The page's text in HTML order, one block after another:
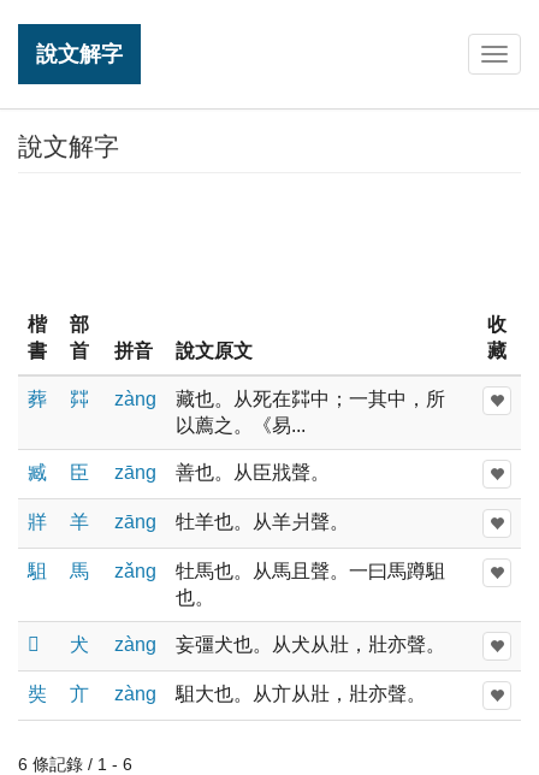
說文解字
說文解字
楷
書
部
首
拼音 說文原文
收
藏
葬 茻 zànɡ
藏也。从死在茻中；一其中，所
以薦之。《易...
臧 臣 zānɡ 善也。从臣戕聲。
牂 羊 zānɡ 牡羊也。从羊爿聲。
駔 馬 zǎnɡ
牡馬也。从馬且聲。一曰馬蹲駔
也。
𤞛 犬 zànɡ 妄彊犬也。从犬从壯，壯亦聲。
奘 亣 zànɡ 駔大也。从亣从壯，壯亦聲。
6 條記錄 / 1 - 6